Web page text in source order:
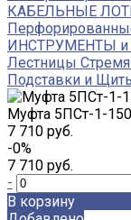
КАБЕЛЬНЫЕ
ИНСТРУМЕНТЫ
Лестницы
Подставки и
Муфта 5ПСт-1-
7 710 руб.
-0%
7 710 руб.
-
В корзину